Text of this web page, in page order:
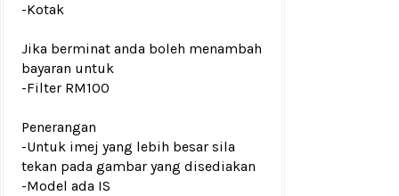
-Kotak
Jika berminat anda boleh menambah
bayaran untuk
-Filter RM100
Penerangan
-Untuk imej yang lebih besar sila
tekan pada gambar yang disediakan
-Model ada IS